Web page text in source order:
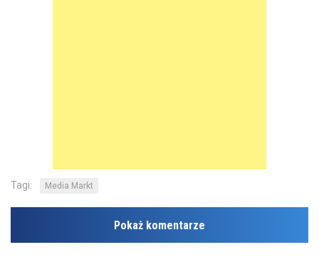
Tagi: Media Markt
Pokaż komentarze